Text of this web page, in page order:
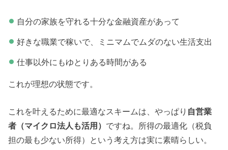
自分の家族を守れる十分な金融資産があって
好きな職業で稼いで、ミニマムでムダのない生活支出
仕事以外にもゆとりある時間がある
これが理想の状態です。
これを叶えるために最適なスキームは、やっぱり 自営業
者（マイクロ法人も活用） ですね。所得の最適化（税負
担の最も少ない所得）という考え方は実に素晴らしい。